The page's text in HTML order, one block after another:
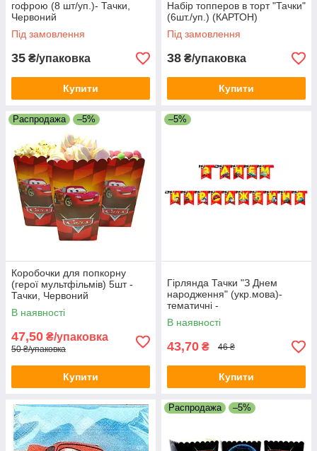
гофрою (8 шт/уп.)- Тачки,
Червоний
Під замовлення
35 ₴/упаковка
Купити
Набір топперов в торт "Тачки"
(6шт./уп.) (КАРТОН)
Під замовлення
38 ₴/упаковка
Купити
Распродажа –5%
Коробочки для попкорну
(герої мультфільмів) 5шт -
Тачки, Червоний
В наявності
47,50 ₴/упаковка
50 ₴/упаковка
Купити
–5%
Гірлянда Тачки "З Днем
народження" (укр.мова)-
тематичні -
В наявності
43,70 ₴ 46 ₴
Купити
Распродажа –5%